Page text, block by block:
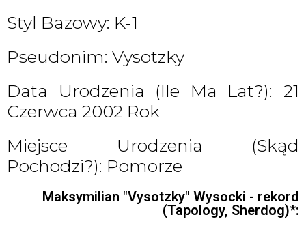
Styl Bazowy: K-1
Pseudonim: Vysotzky
Data Urodzenia (ile Ma Lat?): 21
Czerwca 2002 Rok
Miejsce Urodzenia (skąd
Pochodzi?): Pomorze
Maksymilian "Vysotzky" Wysocki - rekord
(Tapology, Sherdog)*: